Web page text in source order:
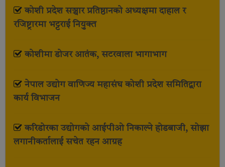
कोशी प्रदेश सञ्चार प्रतिष्ठानको अध्यक्षमा दाहाल र
रजिष्ट्रारमा भट्टराई नियुक्त
कोशीमा डोजर आतंक, सटरवाला भागाभाग
नेपाल उद्योग वाणिज्य महासंघ कोशी प्रदेश समितिद्वारा
कार्य विभाजन
करिडोरका उद्योगको आईपीओ निकाल्ने होडबाजी, सोझा
लगानीकर्तालाई सचेत रहन आग्रह